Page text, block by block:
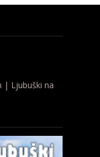
| Ljubuški na